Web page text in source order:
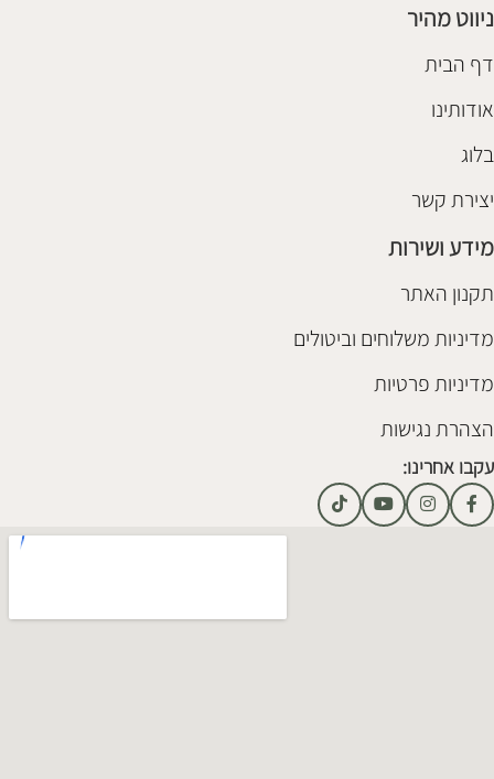
ניווט מהיר
דף הבית
אודותינו
בלוג
יצירת קשר
מידע ושירות
תקנון האתר
מדיניות משלוחים וביטולים
מדיניות פרטיות
הצהרת נגישות
עקבו אחרינו: